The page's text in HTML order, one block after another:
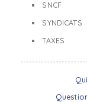
SNCF
SYNDICATS
TAXES